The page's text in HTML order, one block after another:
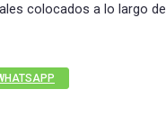
colocados a lo largo del